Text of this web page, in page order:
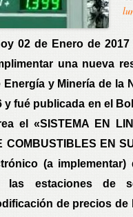
02 de Enero de
una nueva
Energía y Minería de la
y fué publicada en el
el «SISTEMA EN
COMBUSTIBLES EN
(a
las estaciones de
de precios